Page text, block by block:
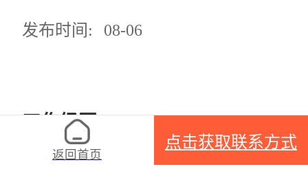
发布时间: 08-06
工作经历
您不是企业账号，无法查看立即登录
返回首页
点击获取联系方式